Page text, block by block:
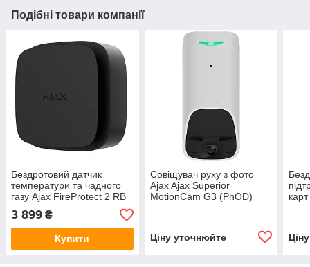
Подібні товари компанії
Бездротовий датчик
температури та чадного
газу Ajax FireProtect 2 RB
(Heat/CO) Black
3 899 ₴
Купити
Совіщувач руху з фото
Ajax Ajax Superior
MotionCam G3 (PhOD)
Ціну уточнюйте